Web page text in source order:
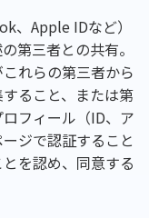
、Apple IDなど）
第三者との共有。
れらの第三者から
ること、または第
フィール（ID、ア
ジで認証すること
を認め、同意する